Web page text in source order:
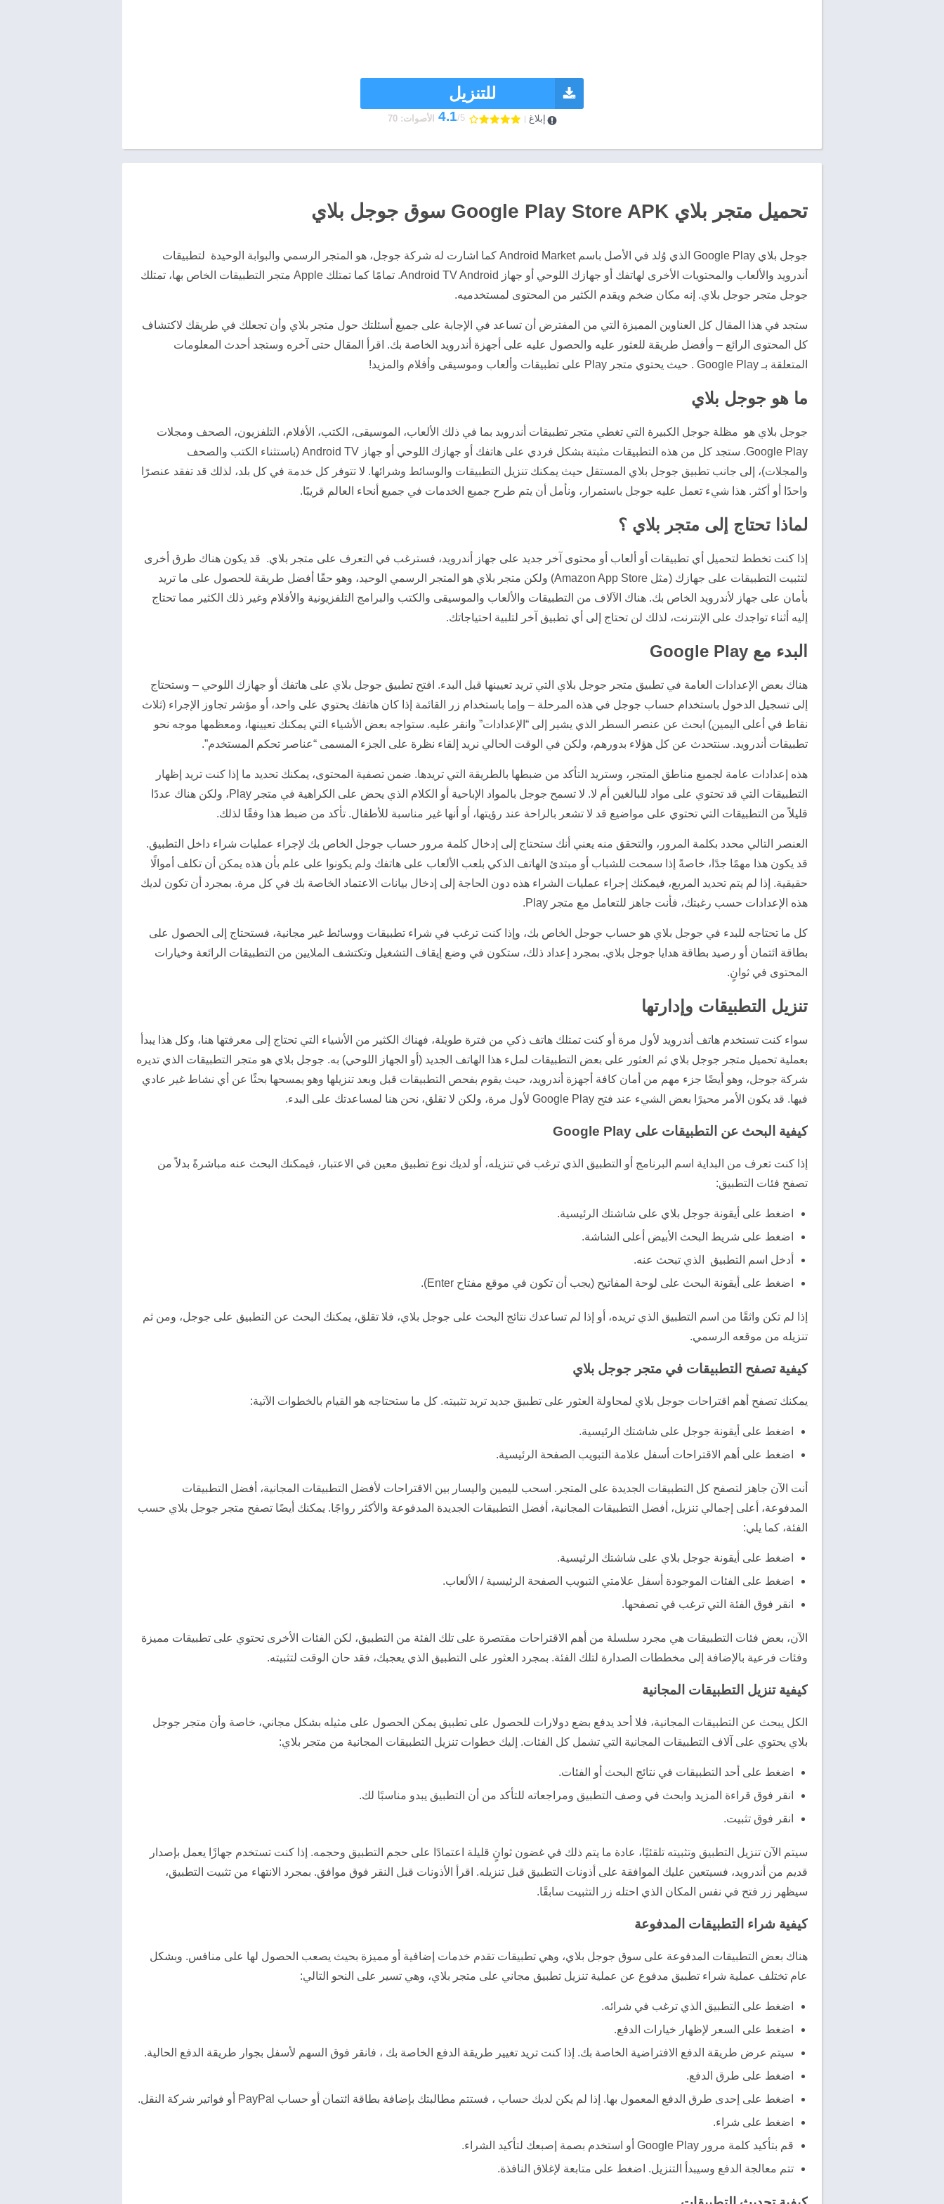
للتنزيل
إبلاغ 4.1/5 الأصوات: 70
تحميل متجر بلاي Google Play Store APK سوق جوجل بلاي
جوجل بلاي Google Play الذي وُلد في الأصل باسم Android Market كما اشارت له شركة جوجل، هو المتجر الرسمي والبوابة الوحيدة لتطبيقات
أندرويد والألعاب والمحتويات الأخرى لهاتفك أو جهازك اللوحي أو جهاز Android TV Android. تمامًا كما تمتلك Apple متجر التطبيقات الخاص بها، تمتلك
جوجل متجر جوجل بلاي. إنه مكان ضخم ويقدم الكثير من المحتوى لمستخدميه.
ستجد في هذا المقال كل العناوين المميزة التي من المفترض أن تساعد في الإجابة على جميع أسئلتك حول متجر بلاي وأن تجعلك في طريقك لاكتشاف
كل المحتوى الرائع – وأفضل طريقة للعثور عليه والحصول عليه على أجهزة أندرويد الخاصة بك. اقرأ المقال حتى آخره وستجد أحدث المعلومات
المتعلقة بـ Google Play . حيث يحتوي متجر Play على تطبيقات وألعاب وموسيقى وأفلام والمزيد!
ما هو جوجل بلاي
جوجل بلاي هو مظلة جوجل الكبيرة التي تغطي متجر تطبيقات أندرويد بما في ذلك الألعاب، الموسيقى، الكتب، الأفلام، التلفزيون، الصحف ومجلات
Google Play. ستجد كل من هذه التطبيقات مثبتة بشكل فردي على هاتفك أو جهازك اللوحي أو جهاز Android TV (باستثناء الكتب والصحف
والمجلات)، إلى جانب تطبيق جوجل بلاي المستقل حيث يمكنك تنزيل التطبيقات والوسائط وشرائها. لا تتوفر كل خدمة في كل بلد، لذلك قد تفقد عنصرًا
واحدًا أو أكثر. هذا شيء تعمل عليه جوجل باستمرار، ونأمل أن يتم طرح جميع الخدمات في جميع أنحاء العالم قريبًا.
لماذا تحتاج إلى متجر بلاي ؟
إذا كنت تخطط لتحميل أي تطبيقات أو ألعاب أو محتوى آخر جديد على جهاز أندرويد، فسترغب في التعرف على متجر بلاي. قد يكون هناك طرق أخرى
لتثبيت التطبيقات على جهازك (مثل Amazon App Store) ولكن متجر بلاي هو المتجر الرسمي الوحيد، وهو حقًا أفضل طريقة للحصول على ما تريد
بأمان على جهاز لأندرويد الخاص بك. هناك الآلاف من التطبيقات والألعاب والموسيقى والكتب والبرامج التلفزيونية والأفلام وغير ذلك الكثير مما تحتاج
إليه أثناء تواجدك على الإنترنت، لذلك لن تحتاج إلى أي تطبيق آخر لتلبية احتياجاتك.
البدء مع Google Play
هناك بعض الإعدادات العامة في تطبيق متجر جوجل بلاي التي تريد تعيينها قبل البدء. افتح تطبيق جوجل بلاي على هاتفك أو جهازك اللوحي – وستحتاج
إلى تسجيل الدخول باستخدام حساب جوجل في هذه المرحلة – وإما باستخدام زر القائمة إذا كان هاتفك يحتوي على واحد، أو مؤشر تجاوز الإجراء (ثلاث
نقاط في أعلى اليمين) ابحث عن عنصر السطر الذي يشير إلى “الإعدادات” وانقر عليه. ستواجه بعض الأشياء التي يمكنك تعيينها، ومعظمها موجه نحو
تطبيقات أندرويد. سنتحدث عن كل هؤلاء بدورهم، ولكن في الوقت الحالي نريد إلقاء نظرة على الجزء المسمى “عناصر تحكم المستخدم”.
هذه إعدادات عامة لجميع مناطق المتجر، وستريد التأكد من ضبطها بالطريقة التي تريدها. ضمن تصفية المحتوى، يمكنك تحديد ما إذا كنت تريد إظهار
التطبيقات التي قد تحتوي على مواد للبالغين أم لا. لا تسمح جوجل بالمواد الإباحية أو الكلام الذي يحض على الكراهية في متجر Play، ولكن هناك عددًا
قليلاً من التطبيقات التي تحتوي على مواضيع قد لا تشعر بالراحة عند رؤيتها، أو أنها غير مناسبة للأطفال. تأكد من ضبط هذا وفقًا لذلك.
العنصر التالي محدد بكلمة المرور، والتحقق منه يعني أنك ستحتاج إلى إدخال كلمة مرور حساب جوجل الخاص بك لإجراء عمليات شراء داخل التطبيق.
قد يكون هذا مهمًا جدًا، خاصةً إذا سمحت للشباب أو مبتدئ الهاتف الذكي بلعب الألعاب على هاتفك ولم يكونوا على علم بأن هذه يمكن أن تكلف أموالًا
حقيقية. إذا لم يتم تحديد المربع، فيمكنك إجراء عمليات الشراء هذه دون الحاجة إلى إدخال بيانات الاعتماد الخاصة بك في كل مرة. بمجرد أن تكون لديك
هذه الإعدادات حسب رغبتك، فأنت جاهز للتعامل مع متجر Play.
كل ما تحتاجه للبدء في جوجل بلاي هو حساب جوجل الخاص بك، وإذا كنت ترغب في شراء تطبيقات ووسائط غير مجانية، فستحتاج إلى الحصول على
بطاقة ائتمان أو رصيد بطاقة هدايا جوجل بلاي. بمجرد إعداد ذلك، ستكون في وضع إيقاف التشغيل وتكتشف الملايين من التطبيقات الرائعة وخيارات
المحتوى في ثوانٍ.
تنزيل التطبيقات وإدارتها
سواء كنت تستخدم هاتف أندرويد لأول مرة أو كنت تمتلك هاتف ذكي من فترة طويلة، فهناك الكثير من الأشياء التي تحتاج إلى معرفتها هنا، وكل هذا يبدأ
بعملية تحميل متجر جوجل بلاي ثم العثور على بعض التطبيقات لملء هذا الهاتف الجديد (أو الجهاز اللوحي) به. جوجل بلاي هو متجر التطبيقات الذي تديره
شركة جوجل، وهو أيضًا جزء مهم من أمان كافة أجهزة أندرويد، حيث يقوم بفحص التطبيقات قبل وبعد تنزيلها وهو يمسحها بحثًا عن أي نشاط غير عادي
فيها. قد يكون الأمر محيرًا بعض الشيء عند فتح Google Play لأول مرة، ولكن لا تقلق، نحن هنا لمساعدتك على البدء.
كيفية البحث عن التطبيقات على Google Play
إذا كنت تعرف من البداية اسم البرنامج أو التطبيق الذي ترغب في تنزيله، أو لديك نوع تطبيق معين في الاعتبار، فيمكنك البحث عنه مباشرةً بدلاً من
تصفح فئات التطبيق:
اضغط على أيقونة جوجل بلاي على شاشتك الرئيسية.
اضغط على شريط البحث الأبيض أعلى الشاشة.
أدخل اسم التطبيق الذي تبحث عنه.
اضغط على أيقونة البحث على لوحة المفاتيح (يجب أن تكون في موقع مفتاح Enter).
إذا لم تكن واثقًا من اسم التطبيق الذي تريده، أو إذا لم تساعدك نتائج البحث على جوجل بلاي، فلا تقلق، يمكنك البحث عن التطبيق على جوجل، ومن ثم
تنزيله من موقعه الرسمي.
كيفية تصفح التطبيقات في متجر جوجل بلاي
يمكنك تصفح أهم اقتراحات جوجل بلاي لمحاولة العثور على تطبيق جديد تريد تثبيته. كل ما ستحتاجه هو القيام بالخطوات الآتية:
اضغط على أيقونة جوجل على شاشتك الرئيسية.
اضغط على أهم الاقتراحات أسفل علامة التبويب الصفحة الرئيسية.
أنت الآن جاهز لتصفح كل التطبيقات الجديدة على المتجر. اسحب لليمين واليسار بين الاقتراحات لأفضل التطبيقات المجانية، أفضل التطبيقات
المدفوعة، أعلى إجمالي تنزيل، أفضل التطبيقات المجانية، أفضل التطبيقات الجديدة المدفوعة والأكثر رواجًا. يمكنك أيضًا تصفح متجر جوجل بلاي حسب
الفئة، كما يلي:
اضغط على أيقونة جوجل بلاي على شاشتك الرئيسية.
اضغط على الفئات الموجودة أسفل علامتي التبويب الصفحة الرئيسية / الألعاب.
انقر فوق الفئة التي ترغب في تصفحها.
الآن، بعض فئات التطبيقات هي مجرد سلسلة من أهم الاقتراحات مقتصرة على تلك الفئة من التطبيق، لكن الفئات الأخرى تحتوي على تطبيقات مميزة
وفئات فرعية بالإضافة إلى مخططات الصدارة لتلك الفئة. بمجرد العثور على التطبيق الذي يعجبك، فقد حان الوقت لتثبيته.
كيفية تنزيل التطبيقات المجانية
الكل يبحث عن التطبيقات المجانية، فلا أحد يدفع بضع دولارات للحصول على تطبيق يمكن الحصول على مثيله بشكل مجاني، خاصة وأن متجر جوجل
بلاي يحتوي على آلاف التطبيقات المجانية التي تشمل كل الفئات. إليك خطوات تنزيل التطبيقات المجانية من متجر بلاي:
اضغط على أحد التطبيقات في نتائج البحث أو الفئات.
انقر فوق قراءة المزيد وابحث في وصف التطبيق ومراجعاته للتأكد من أن التطبيق يبدو مناسبًا لك.
انقر فوق تثبيت.
سيتم الآن تنزيل التطبيق وتثبيته تلقئيًا، عادة ما يتم ذلك في غضون ثوانٍ قليلة اعتمادًا على حجم التطبيق وحجمه. إذا كنت تستخدم جهازًا يعمل بإصدار
قديم من أندرويد، فسيتعين عليك الموافقة على أذونات التطبيق قبل تنزيله. اقرأ الأذونات قبل النقر فوق موافق. بمجرد الانتهاء من تثبيت التطبيق،
سيظهر زر فتح في نفس المكان الذي احتله زر التثبيت سابقًا.
كيفية شراء التطبيقات المدفوعة
هناك بعض التطبيقات المدفوعة على سوق جوجل بلاي، وهي تطبيقات تقدم خدمات إضافية أو مميزة بحيث يصعب الحصول لها على منافس. وبشكل
عام تختلف عملية شراء تطبيق مدفوع عن عملية تنزيل تطبيق مجاني على متجر بلاي، وهي تسير على النحو التالي:
اضغط على التطبيق الذي ترغب في شرائه.
اضغط على السعر لإظهار خيارات الدفع.
سيتم عرض طريقة الدفع الافتراضية الخاصة بك. إذا كنت تريد تغيير طريقة الدفع الخاصة بك ، فانقر فوق السهم لأسفل بجوار طريقة الدفع الحالية.
اضغط على طرق الدفع.
اضغط على إحدى طرق الدفع المعمول بها. إذا لم يكن لديك حساب ، فستتم مطالبتك بإضافة بطاقة ائتمان أو حساب PayPal أو فواتير شركة النقل.
اضغط على شراء.
قم بتأكيد كلمة مرور Google Play أو استخدم بصمة إصبعك لتأكيد الشراء.
تتم معالجة الدفع وسيبدأ التنزيل. اضغط على متابعة لإغلاق النافذة.